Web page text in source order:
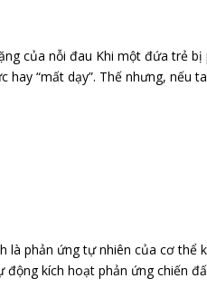
của nỗi đau Khi một đứa trẻ bị
“mất dạy”. Thế nhưng, nếu
là phản ứng tự nhiên của cơ thể
kích hoạt phản ứng chiến